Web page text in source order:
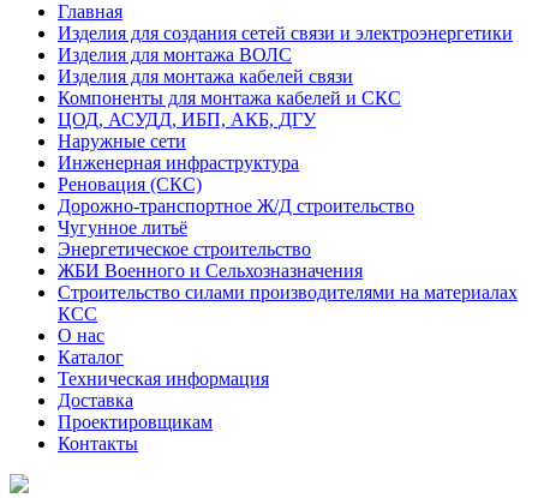
Главная
Изделия для создания сетей связи и электроэнергетики
Изделия для монтажа ВОЛС
Изделия для монтажа кабелей связи
Компоненты для монтажа кабелей и СКС
ЦОД, АСУДД, ИБП, АКБ, ДГУ
Наружные сети
Инженерная инфраструктура
Реновация (СКС)
Дорожно-транспортное Ж/Д строительство
Чугунное литьё
Энергетическое строительство
ЖБИ Военного и Сельхозназначения
Строительство силами производителями на материалах
КСС
О нас
Каталог
Техническая информация
Доставка
Проектировщикам
Контакты